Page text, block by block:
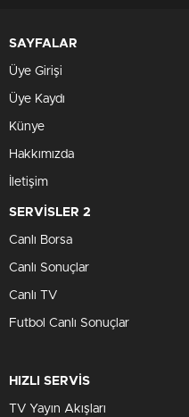
SAYFALAR
Üye Girişi
Üye Kaydı
Künye
Hakkımızda
İletişim
SERVİSLER 2
Canlı Borsa
Canlı Sonuçlar
Canlı TV
Futbol Canlı Sonuçlar
HIZLI SERVİS
TV Yayın Akışları